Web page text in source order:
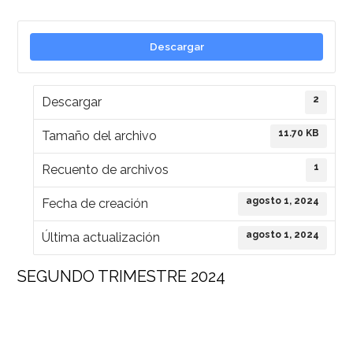
Descargar
Descargar 2
Tamaño del archivo 11.70 KB
Recuento de archivos 1
Fecha de creación agosto 1, 2024
Última actualización agosto 1, 2024
SEGUNDO TRIMESTRE 2024